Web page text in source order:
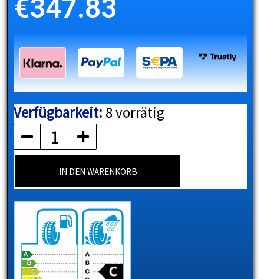
€347.83
Verfügbarkeit: 8 vorrätig
MICHELIN
Menge
IN DEN WARENKORB